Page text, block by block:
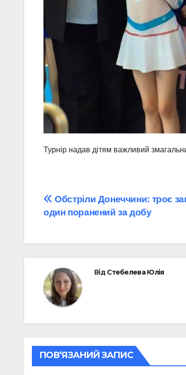
Турнір надав дітям важливий
Навігація
записів
Обстріли Донеччини: троє
один поранений за добу
ВідСтебелева Юлія
ПОВ’ЯЗАНИЙ ЗАПИС